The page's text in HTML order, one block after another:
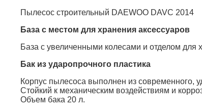
Пылесос строительный DAEWOO DAVC 2014
База с местом для хранения аксессуаров
База с увеличенными колесами и отделом для
Бак из ударопрочного пластика
Корпус пылесоса выполнен из современного,
Стойкий к механическим воздействиям и
Объем бака 20 л.